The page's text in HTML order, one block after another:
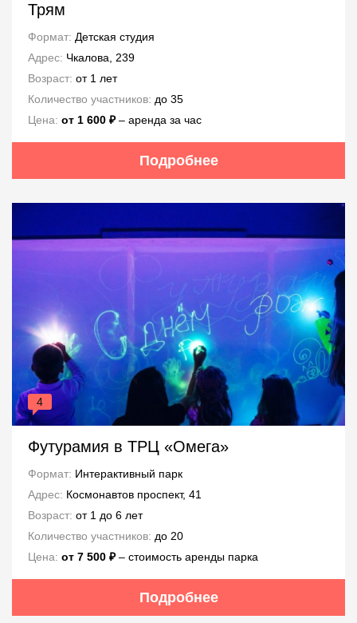
Трям
Формат: Детская студия
Адрес: Чкалова, 239
Возраст: от 1 лет
Количество участников: до 35
Цена: от 1 600 ₽– аренда за час
Подробнее
4
Футурамия в ТРЦ «Омега»
Формат: Интерактивный парк
Адрес: Космонавтов проспект, 41
Возраст: от 1 до 6 лет
Количество участников: до 20
Цена: от 7 500 ₽‒ стоимость аренды парка
Подробнее